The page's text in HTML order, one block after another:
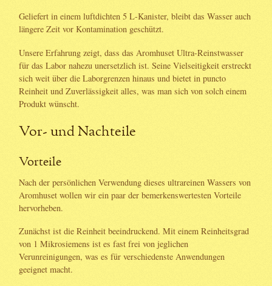
Geliefert in einem luftdichten 5 L-Kanister, bleibt das Wasser auch
längere Zeit vor Kontamination geschützt.
Unsere Erfahrung zeigt, dass das Aromhuset Ultra-Reinstwasser
für das Labor nahezu unersetzlich ist. Seine Vielseitigkeit erstreckt
sich weit über die Laborgrenzen hinaus und bietet in puncto
Reinheit und Zuverlässigkeit alles, was man sich von solch einem
Produkt wünscht.
Vor- und Nachteile
Vorteile
Nach der persönlichen Verwendung dieses ultrareinen Wassers von
Aromhuset wollen wir ein paar der bemerkenswertesten Vorteile
hervorheben.
Zunächst ist die Reinheit beeindruckend. Mit einem Reinheitsgrad
von 1 Mikrosiemens ist es fast frei von jeglichen
Verunreinigungen, was es für verschiedenste Anwendungen
geeignet macht.